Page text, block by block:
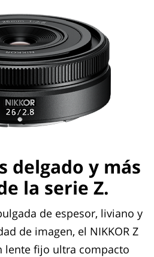
delgado y más
la serie Z.
de espesor, liviano y
de imagen, el NIKKOR Z
lente fijo ultra compacto